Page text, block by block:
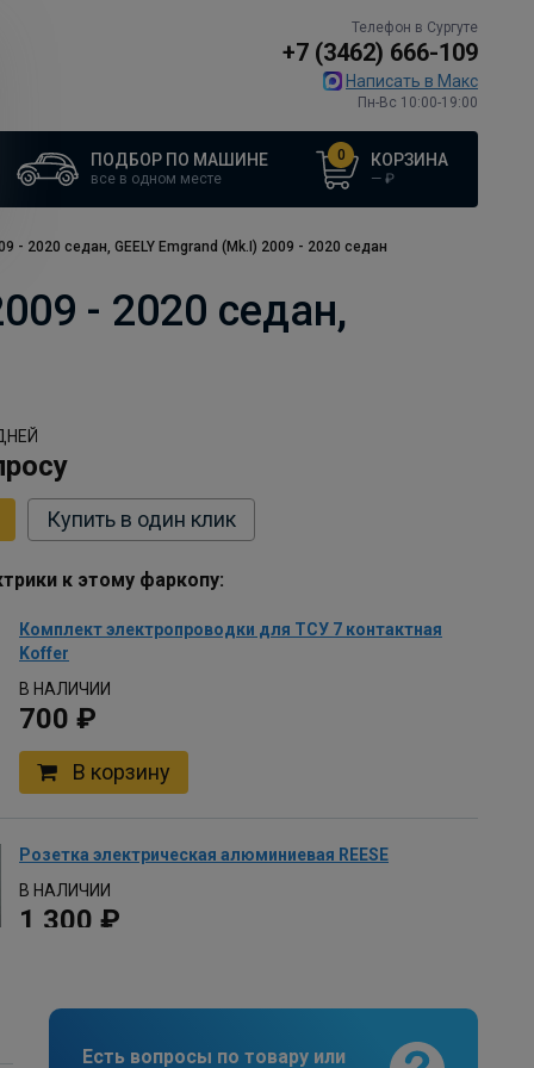
Телефон в Сургуте
+7 (3462) 666-109
Написать в Макс
Пн-Вс 10:00-19:00
ПОДБОР ПО МАШИНЕ
все в одном месте
0 КОРЗИНА
— ₽
- 2020 седан, GEELY Emgrand (Mk.I) 2009 - 2020 седан
- 2020 седан,
Купить в один клик
к этому фаркопу:
Комплект электропроводки для ТСУ 7 контактная
Koffer
В НАЛИЧИИ
700 ₽
В корзину
Розетка электрическая алюминиевая REESE
В НАЛИЧИИ
1 300 ₽
Комплект универсальной электропроводки
Есть вопросы по товару или